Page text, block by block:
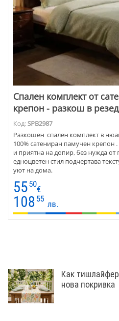
Спален комплект от
крепон - разкош в
Код:SPB2987
Разкошен спален комплект в
100% сатениран памучен крепон
и приятна на допир, без нужда от
едноцветен стил подчертава
уют на дома.
55 50
€
108 55
лв.
Как
нова покривка